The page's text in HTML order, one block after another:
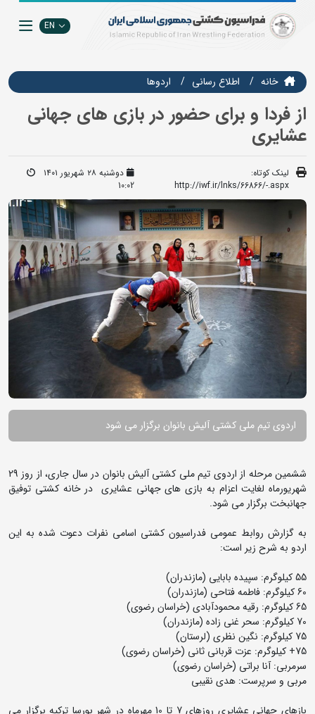
EN
خانه اطلاع رسانی اردوها
از فردا و برای حضور در بازی های جهانی
عشایری
لینک کوتاه:
http://iwf.ir/lnks/66866/-.aspx
دوشنبه ۲۸ شهریور ۱۴۰۱
10:02
اردوی تیم ملی کشتی آلیش بانوان برگزار می شود
ششمین مرحله از اردوی تیم ملی کشتی آلیش بانوان در سال جاری، از روز 29
شهریورماه لغایت اعزام به بازی های جهانی عشایری در خانه کشتی توفیق
جهانبخت برگزار می شود.
به گزارش روابط عمومی فدراسیون کشتی اسامی نفرات دعوت شده به این
اردو به شرح زیر است:
55 کیلوگرم: سپیده بابایی (مازندران)
60 کیلوگرم: فاطمه فتاحی (مازندران)
65 کیلوگرم: رقیه محمودآبادی (خراسان رضوی)
70 کیلوگرم: سحر غنی زاده (مازندران)
75 کیلوگرم: نگین نظری (لرستان)
75+ کیلوگرم: عزت قربانی ثانی (خراسان رضوی)
سرمربی: آنا براتی (خراسان رضوی)
مربی و سرپرست: هدی نقیبی
بازهای جهانی عشایری روزهای 7 تا 10 مهرماه در شهر بورسا ترکیه برگزار می